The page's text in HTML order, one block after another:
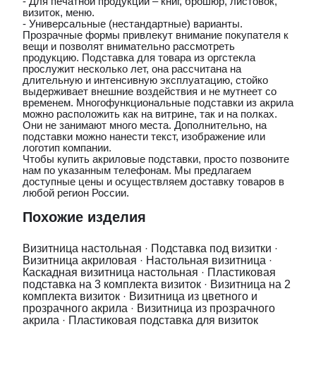
визиток, меню.
- Универсальные (нестандартные) варианты.
Прозрачные формы привлекут внимание покупателя к
вещи и позволят внимательно рассмотреть
продукцию. Подставка для товара из оргстекла
прослужит несколько лет, она рассчитана на
длительную и интенсивную эксплуатацию, стойко
выдерживает внешние воздействия и не мутнеет со
временем. Многофункциональные подставки из акрила
можно расположить как на витрине, так и на полках.
Они не занимают много места. Дополнительно, на
подставки можно нанести текст, изображение или
логотип компании.
Чтобы купить акриловые подставки, просто позвоните
нам по указанным телефонам. Мы предлагаем
доступные цены и осуществляем доставку товаров в
любой регион России.
Похожие изделия
Визитница настольная · Подставка под визитки ·
Визитница акриловая · Настольная визитница ·
Каскадная визитница настольная · Пластиковая
подставка на 3 комплекта визиток · Визитница на 2
комплекта визиток · Визитница из цветного и
прозрачного акрила · Визитница из прозрачного
акрила · Пластиковая подставка для визиток